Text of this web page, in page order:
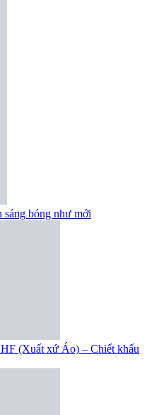
sáng bóng như mới
(Xuất xứ Áo) – Chiết khấu